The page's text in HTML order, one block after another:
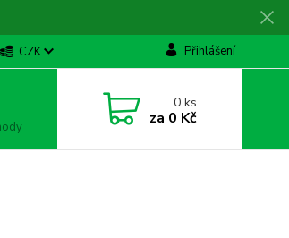
CZK Přihlášení
0ks
za 0 Kč